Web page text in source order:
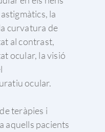
la
curvatura de
al contrast,
ocular, la visió
ocular.
teràpies i
aquells pacients